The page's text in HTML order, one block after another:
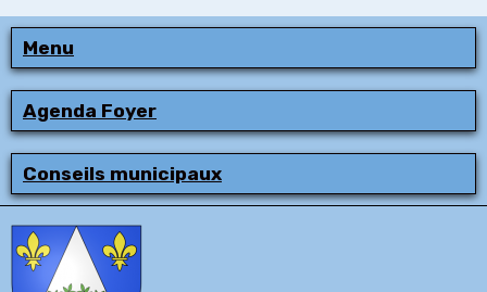
Menu
Agenda Foyer
Conseils municipaux